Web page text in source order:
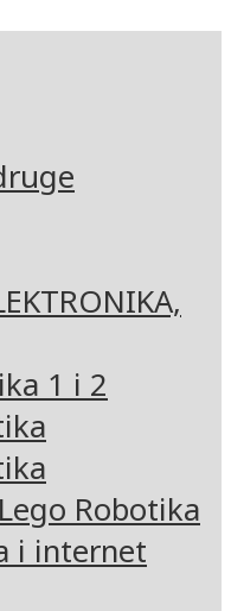
1 i 2
Robotika
i internet